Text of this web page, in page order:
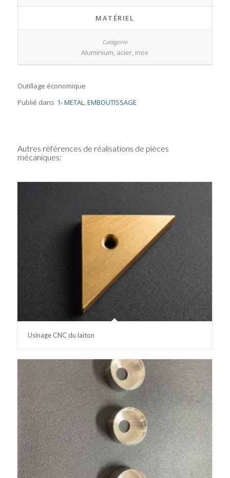
MATÉRIEL
Aluminium, acier, inox
Outillage économique
Publié dans 1- METAL,EMBOUTISSAGE
Autres références de réalisations de pièces
mécaniques:
Usinage CNC du laiton